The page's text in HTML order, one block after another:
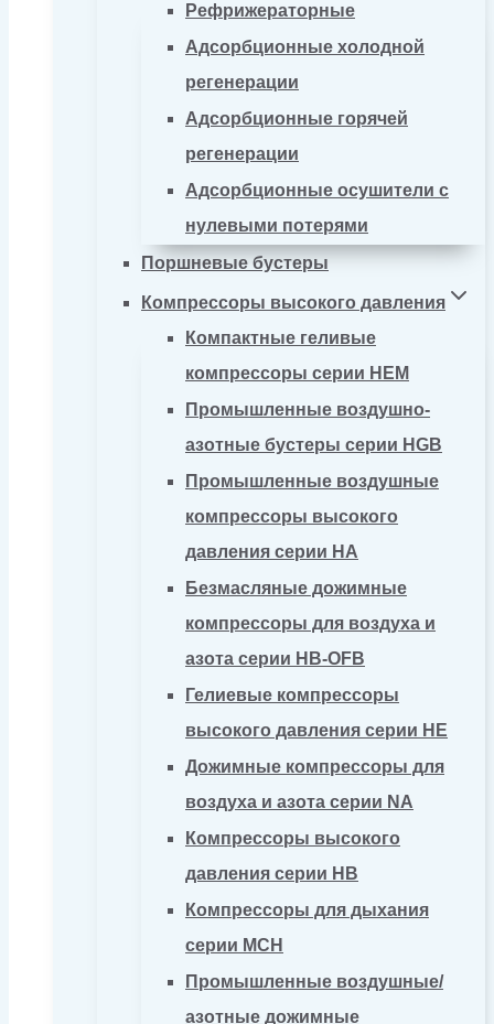
Рефрижераторные
Адсорбционные холодной
регенерации
Адсорбционные горячей
регенерации
Адсорбционные осушители с
нулевыми потерями
Поршневые бустеры
Компрессоры высокого давления
Компактные геливые
компрессоры серии HEM
Промышленные воздушно-
азотные бустеры серии HGB
Промышленные воздушные
компрессоры высокого
давления серии HA
Безмасляные дожимные
компрессоры для воздуха и
азота серии HB-OFB
Гелиевые компрессоры
высокого давления серии HE
Дожимные компрессоры для
воздуха и азота серии NA
Компрессоры высокого
давления серии HB
Компрессоры для дыхания
серии MCH
Промышленные воздушные/
азотные дожимные